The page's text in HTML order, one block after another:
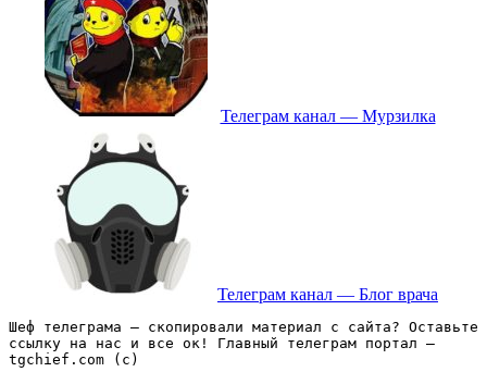
Телеграм канал — Мурзилка
Телеграм канал — Блог врача
Шеф телеграма – скопировали материал с сайта? Оставьте
ссылку на нас и все ок! Главный телеграм портал –